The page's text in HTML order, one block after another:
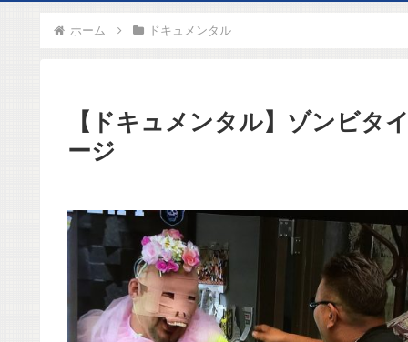
ホーム ドキュメンタル
【ドキュメンタル】ゾンビタ
ージ